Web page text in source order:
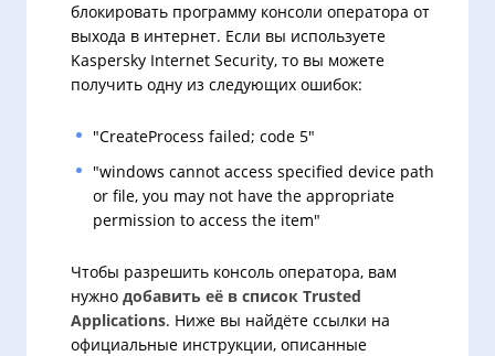
блокировать программу консоли оператора от
выхода в интернет. Если вы используете
Kaspersky Internet Security, то вы можете
получить одну из следующих ошибок:
"CreateProcess failed; code 5"
"windows cannot access specified device path
or file, you may not have the appropriate
permission to access the item"
Чтобы разрешить консоль оператора, вам
нужно добавить её в список Trusted
Applications. Ниже вы найдёте ссылки на
официальные инструкции, описанные